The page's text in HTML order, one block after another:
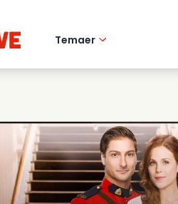
Temaer
Mysterier